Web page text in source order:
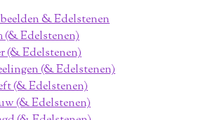
& Edelstenen
(& Edelstenen)
(& Edelstenen)
(& Edelstenen)
(& Edelstenen)
(& Edelstenen)